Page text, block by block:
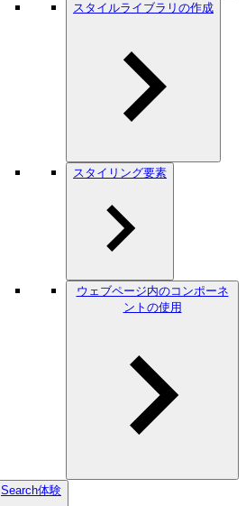
スタイルライブラリの作成
スタイリング要素
ウェブページ内のコンポーネ
ントの使用
Search体験